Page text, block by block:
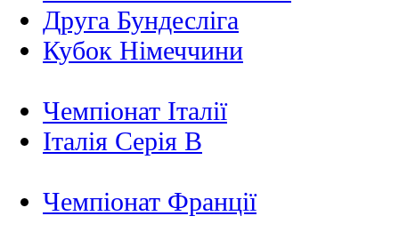
Друга Бундесліга
Кубок Німеччини
Чемпіонат Італії
Італія Серія B
Чемпіонат Франції